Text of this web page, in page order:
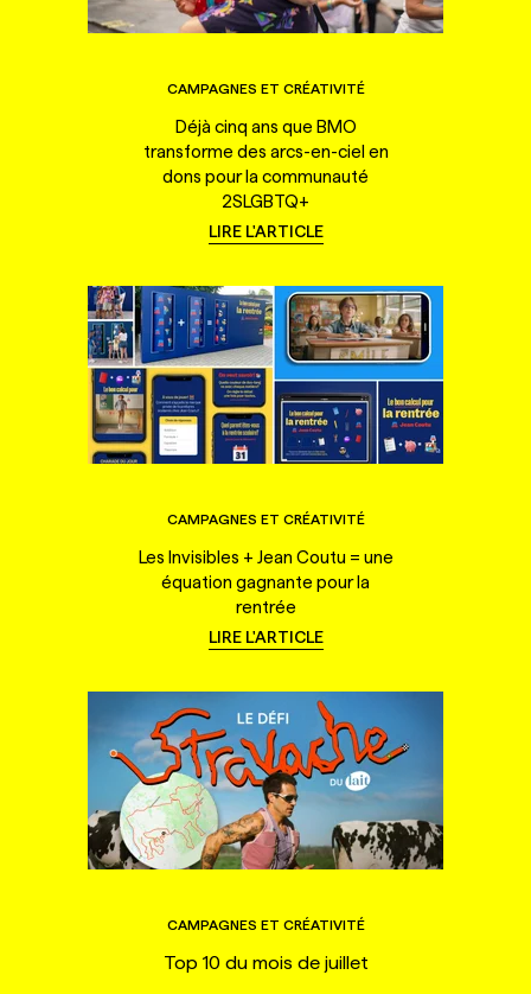
CAMPAGNES ET CRÉATIVITÉ
Déjà cinq ans que BMO
transforme des arcs-en-ciel en
dons pour la communauté
2SLGBTQ+
LIRE L'ARTICLE
CAMPAGNES ET CRÉATIVITÉ
Les Invisibles + Jean Coutu = une
équation gagnante pour la
rentrée
LIRE L'ARTICLE
CAMPAGNES ET CRÉATIVITÉ
Top 10 du mois de juillet